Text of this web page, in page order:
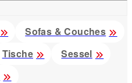
Sofas & Couches
Tische
Sessel